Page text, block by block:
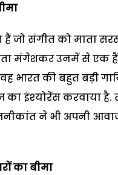
जो संगीत को माता
मंगेशकर उनमें से एक
भारत की बहुत बड़ी
इंश्‍योरेंस करवाया है.
ने भी अपनी
का बीमा